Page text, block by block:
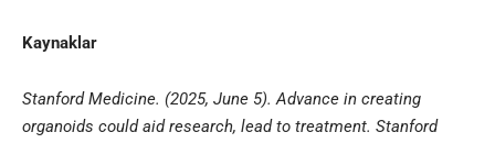
Kaynaklar
Stanford Medicine. (2025, June 5). Advance in creating
organoids could aid research, lead to treatment. Stanford